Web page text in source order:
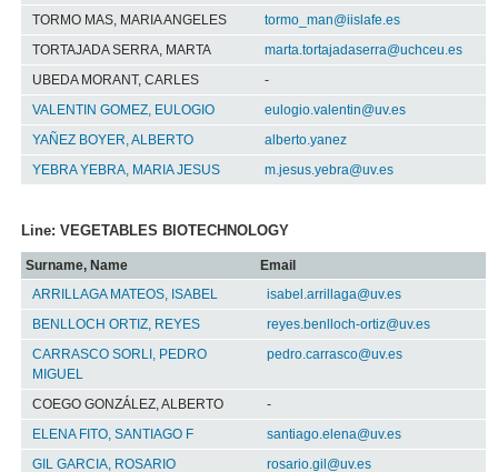
TORMO MAS, MARIA ANGELES
tormo_man@iislafe.es
TORTAJADA SERRA, MARTA
marta.tortajadaserra@uchceu.es
UBEDA MORANT, CARLES
-
VALENTIN GOMEZ, EULOGIO
eulogio.valentin@uv.es
YAÑEZ BOYER, ALBERTO
alberto.yanez
YEBRA YEBRA, MARIA JESUS
m.jesus.yebra@uv.es
Line: VEGETABLES BIOTECHNOLOGY
Surname, Name
Email
ARRILLAGA MATEOS, ISABEL
isabel.arrillaga@uv.es
BENLLOCH ORTIZ, REYES
reyes.benlloch-ortiz@uv.es
CARRASCO SORLI, PEDRO
MIGUEL
pedro.carrasco@uv.es
COEGO GONZÁLEZ, ALBERTO
-
ELENA FITO, SANTIAGO F
santiago.elena@uv.es
GIL GARCIA, ROSARIO
rosario.gil@uv.es